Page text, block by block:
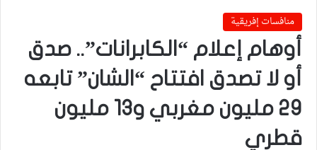
منافسات إفريقية
أوهام إعلام “الكابرانات”.. صدق
أو لا تصدق افتتاح “الشان” تابعه
29 مليون مغربي و13 مليون
قطري